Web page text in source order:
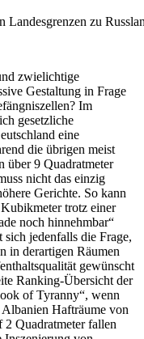
Landesgrenzen zu
zwielichtige
Gestaltung in Frage
Im
gesetzliche
eine
die übrigen meist
über 9 Quadratmeter
nicht das einzig
Gerichte. So kann
trotz einer
noch hinnehmbar“
jedenfalls die Frage,
in derartigen Räumen
gewünscht
Ranking-Übersicht der
of Tyranny“, wenn
Hafträume von
Quadratmeter fallen